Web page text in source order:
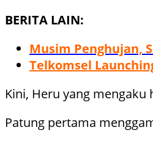
BERITA LAIN:
Musim Penghujan,
Telkomsel
Kini, Heru yang
Patung pertama